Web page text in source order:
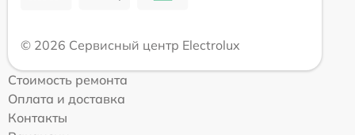
© 2026 Сервисный центр Electrolux
Стоимость ремонта
Оплата и доставка
Контакты